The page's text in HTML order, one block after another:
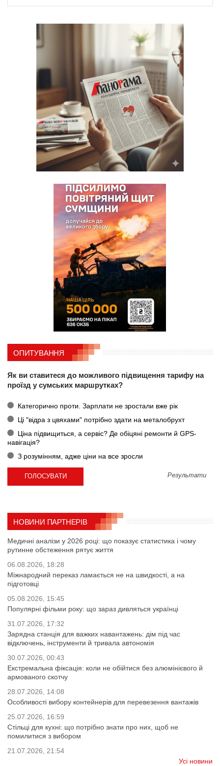
ОПИТУВАННЯ
Як ви ставитеся до можливого підвищення тарифу на
проїзд у сумських маршрутках?
Категорично проти. Зарплати не зростали вже рік
Ці "відра з цвяхами" потрібно здати на металобрухт
Ціна підвищиться, а сервіс? Де обіцяні ремонти й GPS-
навігація?
З розумінням, адже ціни на все зросли
Результати
НОВИНИ ПАРТНЕРІВ
Медичні аналізи у 2026 році: що показує статистика і чому
рутинне обстеження рятує життя
06.08.2026, 18:28
Міжнародний переказ ламається не на швидкості, а на
підготовці
05.08.2026, 15:45
Популярні фільми року: що зараз дивляться українці
31.07.2026, 17:32
Зарядна станція для важких навантажень: дім під час
відключень, інструменти й тривала автономія
30.07.2026, 00:43
Екстремальна фіксація: коли не обійтися без алюмінієвого й
армованого скотчу
28.07.2026, 14:08
Особливості вибору контейнерів для перевезення вантажів
25.07.2026, 16:59
Стільці для кухні: що потрібно знати про них, щоб не
помилитися з вибором
21.07.2026, 21:54
Усі новини